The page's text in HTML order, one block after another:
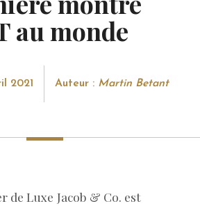
au monde
2021 Auteur : Martin Betant
de Luxe Jacob & Co. est